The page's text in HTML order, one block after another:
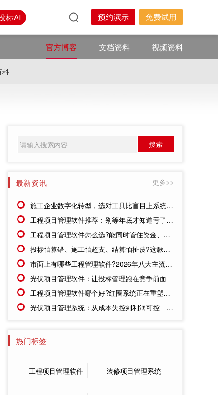
标AI 预约演示 免费试用
官方博客 文档资料 视频资料
科
最新资讯 更多>>
施工企业数字化转型，选对工具比盲目上系统更重要
工程项目管理软件推荐：别等年底才知道亏了!这套系统让每一分钱都有迹可循
工程项目管理软件怎么选?能同时管住资金、成本、进度的才靠谱
投标怕算错、施工怕超支、结算怕扯皮?这款施工成本管理系统一招全解决
市面上有哪些工程管理软件?2026年八大主流工具深度盘点
光伏项目管理软件：让投标管理跑在竞争前面
工程项目管理软件哪个好?红圈系统正在重塑工程企业的"数字大脑"
光伏项目管理系统：从成本失控到利润可控，老板只需做对一步
热门标签
工程项目管理软件 装修项目管理系统